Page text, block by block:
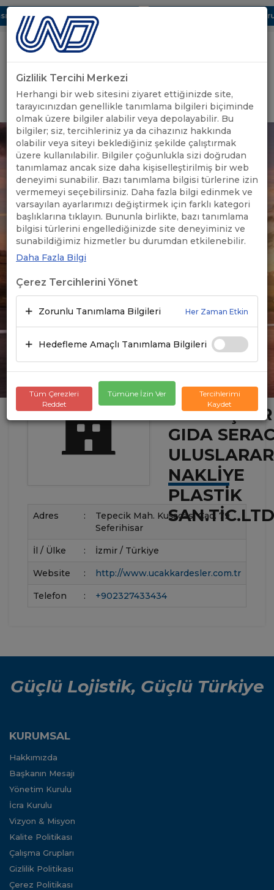
Dijital UBAK Bölümü Hakkında UND, Yunanistan Vize
Uluslararası Nakliyeciler Derneği
GİRİŞ YAP
UÇAK
KARDEŞLER
GIDA
NAKLIYE
PLASTIK
Adres :
Tepecik Mah. Kuşadası Cad. 79
Seferihisar
İl / Ülke : İzmir / Türkiye
Website : http://www.ucakkardesler.com.tr
Telefon : +902327433434
Güçlü Lojistik, Güçlü Türkiye
KURUMSAL
Hakkımızda
Başkanın Mesajı
Yönetim Kurulu
İcra Kurulu
Vizyon & Misyon
Kalite Politikası
Çalışma Grupları
Gizlilik Politikası
Çerez Politikası
Gizlilik Tercihi Merkezi
Herhangi bir web sitesini ziyaret ettiğinizde site,
tarayıcınızdan genellikle tanımlama bilgileri biçiminde
olmak üzere bilgiler alabilir veya depolayabilir. Bu
bilgiler; siz, tercihleriniz ya da cihazınız hakkında
olabilir veya siteyi beklediğiniz şekilde çalıştırmak
üzere kullanılabilir. Bilgiler çoğunlukla sizi doğrudan
tanımlamaz ancak size daha kişiselleştirilmiş bir web
deneyimi sunabilir. Bazı tanımlama bilgisi türlerine izin
vermemeyi seçebilirsiniz. Daha fazla bilgi edinmek ve
varsayılan ayarlarımızı değiştirmek için farklı kategori
başlıklarına tıklayın. Bununla birlikte, bazı tanımlama
bilgisi türlerini engellediğinizde site deneyiminiz ve
sunabildiğimiz hizmetler bu durumdan etkilenebilir.
Daha Fazla Bilgi
Çerez Tercihlerini Yönet
Zorunlu Tanımlama Bilgileri Her Zaman Etkin
Hedefleme Amaçlı Tanımlama Bilgileri
Tüm Çerezleri
Reddet
Tümüne İzin Ver
Tercihlerimi
Kaydet